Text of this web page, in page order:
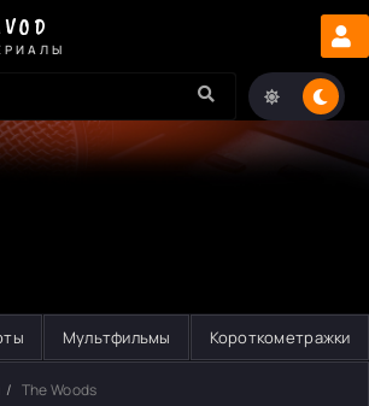
Мультфильмы Короткометражки
The Woods